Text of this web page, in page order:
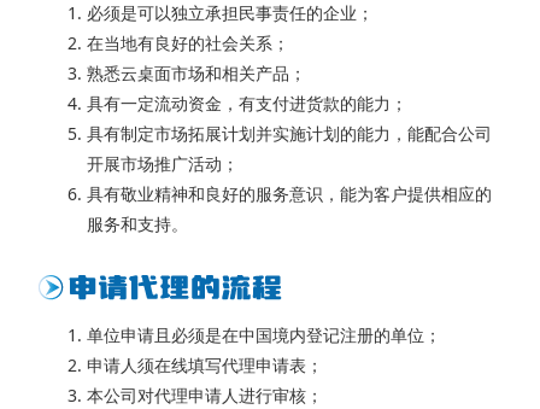
必须是可以独立承担民事责任的企业；
在当地有良好的社会关系；
熟悉云桌面市场和相关产品；
具有一定流动资金，有支付进货款的能力；
具有制定市场拓展计划并实施计划的能力，能配合公司
开展市场推广活动；
具有敬业精神和良好的服务意识，能为客户提供相应的
服务和支持。
单位申请且必须是在中国境内登记注册的单位；
申请人须在线填写代理申请表；
本公司对代理申请人进行审核；